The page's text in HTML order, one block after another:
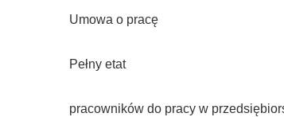
Umowa o pracę
Pełny etat
pracowników do pracy w